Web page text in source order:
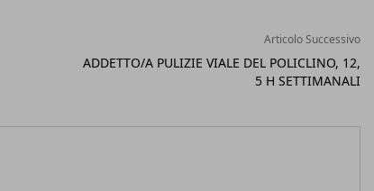
Articolo Successivo
ADDETTO/A PULIZIE VIALE DEL POLICLINO, 12,
5 H SETTIMANALI